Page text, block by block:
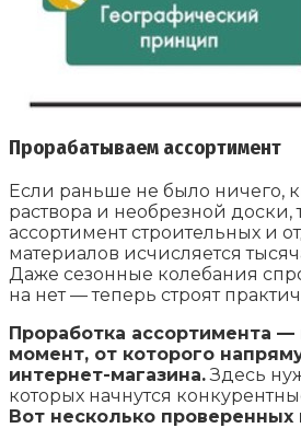
Прорабатываем ассортимент
Если раньше не было ничего,
раствора и необрезной доски,
ассортимент строительных и
материалов исчисляется
Даже сезонные колебания
на нет — теперь строят
Проработка ассортимента
момент, от которого
интернет-магазина.Здесь
которых начнутся
Вот несколько проверенных